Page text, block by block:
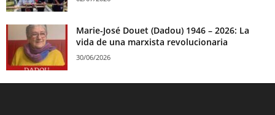
Marie-José Douet (Dadou) 1946 – 2026: La
vida de una marxista revolucionaria
30/06/2026